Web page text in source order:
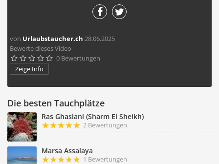
von Urlaubstaucher.ch 28.06.2025
Bewerte dieses Video
     0 Bewertungen
Zeige Info
Die besten Tauchplätze
Ras Ghaslani (Sharm El Sheikh)
2 Bewertungen
Marsa Assalaya
1 Bewertungen